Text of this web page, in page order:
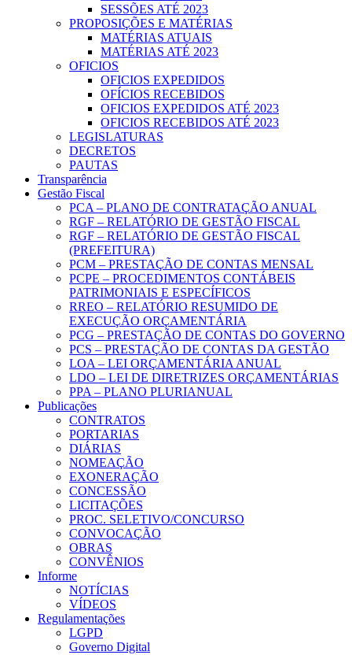
SESSÕES ATÉ 2023
PROPOSIÇÕES E MATÉRIAS
MATÉRIAS ATUAIS
MATÉRIAS ATÉ 2023
OFICIOS
OFICIOS EXPEDIDOS
OFÍCIOS RECEBIDOS
OFICIOS EXPEDIDOS ATÉ 2023
OFICIOS RECEBIDOS ATÉ 2023
LEGISLATURAS
DECRETOS
PAUTAS
Transparência
Gestão Fiscal
PCA – PLANO DE CONTRATAÇÃO ANUAL
RGF – RELATÓRIO DE GESTÃO FISCAL
RGF – RELATÓRIO DE GESTÃO FISCAL
(PREFEITURA)
PCM – PRESTAÇÃO DE CONTAS MENSAL
PCPE – PROCEDIMENTOS CONTÁBEIS
PATRIMONIAIS E ESPECÍFICOS
RREO – RELATÓRIO RESUMIDO DE
EXECUÇÃO ORÇAMENTÁRIA
PCG – PRESTAÇÃO DE CONTAS DO GOVERNO
PCS – PRESTAÇÃO DE CONTAS DA GESTÃO
LOA – LEI ORÇAMENTÁRIA ANUAL
LDO – LEI DE DIRETRIZES ORÇAMENTÁRIAS
PPA – PLANO PLURIANUAL
Publicações
CONTRATOS
PORTARIAS
DIÁRIAS
NOMEAÇÃO
EXONERAÇÃO
CONCESSÃO
LICITAÇÕES
PROC. SELETIVO/CONCURSO
CONVOCAÇÃO
OBRAS
CONVÊNIOS
Informe
NOTÍCIAS
VÍDEOS
Regulamentações
LGPD
Governo Digital